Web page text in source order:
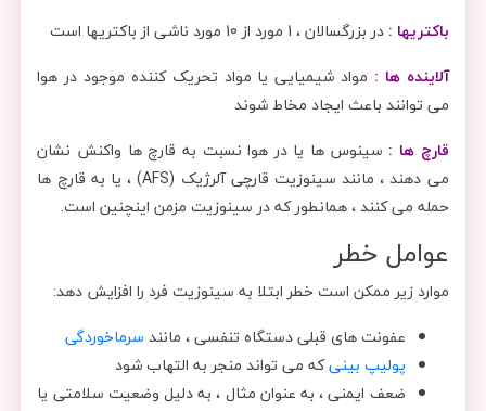
باکتریها : در بزرگسالان ، 1 مورد از 10 مورد ناشی از باکتریها است
آلاینده ها : مواد شیمیایی یا مواد تحریک کننده موجود در هوا
می توانند باعث ایجاد مخاط شوند
قارچ ها : سینوس ها یا در هوا نسبت به قارچ ها واکنش نشان
می دهند ، مانند سینوزیت قارچی آلرژیک (AFS) ، یا به قارچ ها
حمله می کنند ، همانطور که در سینوزیت مزمن اینچنین است.
عوامل خطر
موارد زیر ممکن است خطر ابتلا به سینوزیت فرد را افزایش دهد:
عفونت های قبلی دستگاه تنفسی ، مانند سرماخوردگی
پولیپ بینیکه می تواند منجر به التهاب شود
ضعف ایمنی ، به عنوان مثال ، به دلیل وضعیت سلامتی یا